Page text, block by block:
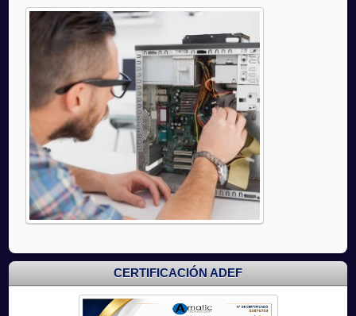
CERTIFICACIÓN ADEF